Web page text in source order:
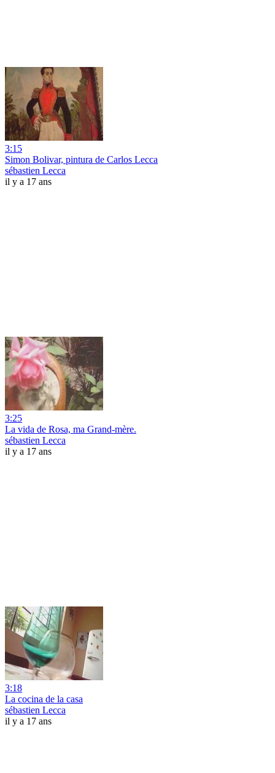
3:15
Simon Bolivar, pintura de Carlos Lecca
sébastien Lecca
il y a 17 ans
3:25
La vida de Rosa, ma Grand-mère.
sébastien Lecca
il y a 17 ans
3:18
La cocina de la casa
sébastien Lecca
il y a 17 ans